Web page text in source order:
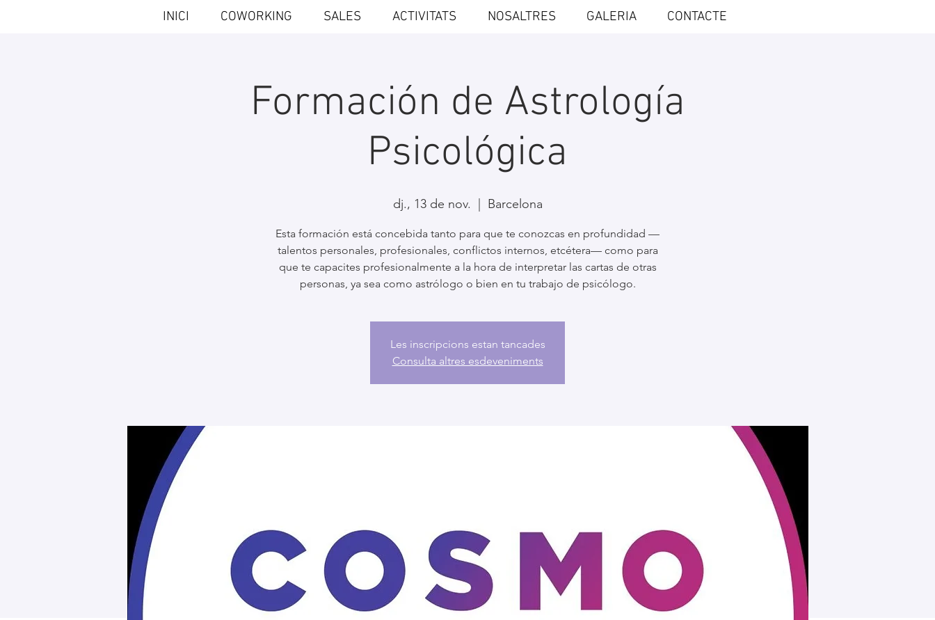
INICI COWORKING SALES ACTIVITATS NOSALTRES GALERIA CONTACTE
Formación de Astrología
Psicológica
dj., 13 de nov. Barcelona
Esta formación está concebida tanto para que te conozcas en profundidad —
talentos personales, profesionales, conflictos internos, etcétera— como para
que te capacites profesionalmente a la hora de interpretar las cartas de otras
personas, ya sea como astrólogo o bien en tu trabajo de psicólogo.
Les inscripcions estan tancades
Consulta altres esdeveniments